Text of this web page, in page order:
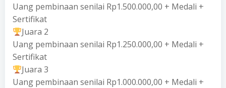
Uang pembinaan senilai Rp1.500.000,00 + Medali +
Sertifikat
Juara 2
Uang pembinaan senilai Rp1.250.000,00 + Medali +
Sertifikat
Juara 3
Uang pembinaan senilai Rp1.000.000,00 + Medali +